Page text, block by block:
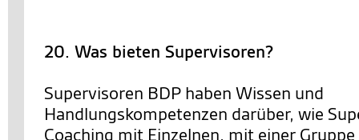
20. Was bieten Supervisoren?
Supervisoren BDP haben Wissen und
Handlungskompetenzen darüber, wie
Coaching mit Einzelnen, mit einer